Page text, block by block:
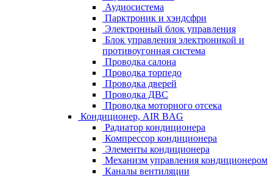
Аудиосистема
Парктроник и хэндсфри
Электронный блок управления
Блок управления электроникой и
противоугонная система
Проводка салона
Проводка торпедо
Проводка дверей
Проводка ДВС
Проводка моторного отсека
Кондиционер, AIR BAG
Радиатор кондиционера
Компрессор кондиционера
Элементы кондиционера
Механизм управления кондиционером
Каналы вентиляции